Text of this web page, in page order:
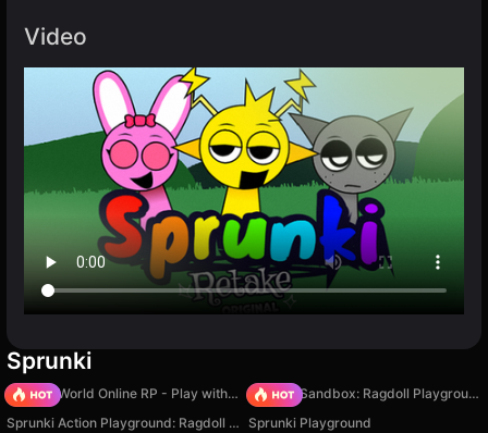
Video
Sprunki
Sprunki World Online RP - Play with Friends!
Sprunki Sandbox: Ragdoll Playground Mode
Sprunki Action Playground: Ragdoll Sandbox
Sprunki Playground